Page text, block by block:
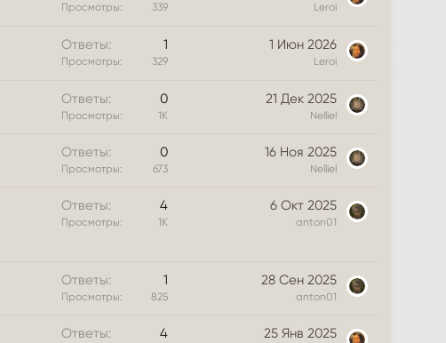
Просмотры 339 Leroi
Ответы 1
Просмотры 329
1 Июн 2026
Leroi
Ответы 0
Просмотры 1К
21 Дек 2025
Nelliel
Ответы 0
Просмотры 673
16 Ноя 2025
Nelliel
Ответы 4
Просмотры 1К
6 Окт 2025
anton01
Ответы 1
Просмотры 825
28 Сен 2025
anton01
Ответы 4 25 Янв 2025